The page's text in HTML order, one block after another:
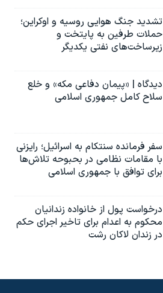
تشدید جنگ هوایی روسیه و اوکراین؛
حملات طرفین به پایتخت‌ و
زیرساخت‌های نفتی یکدیگر
دیدگاه | «پیمان دفاعی مکه» و خلع
سلاح کامل جمهوری اسلامی
سفر فرمانده سنتکام به اسرائیل؛ رایزنی
با مقامات نظامی در بحبوحه تلاش‌ها
برای توافق با جمهوری اسلامی
درخواست پول از خانواده زندانیان
محکوم به‌ اعدام برای تاخیر اجرای حکم
در زندان لاکان رشت